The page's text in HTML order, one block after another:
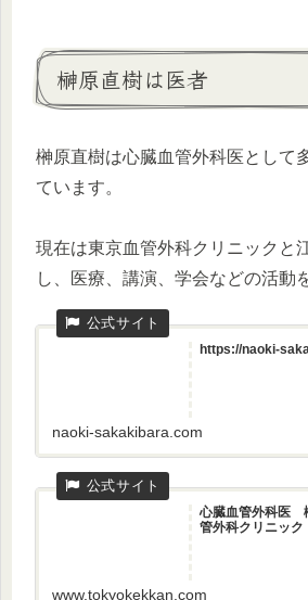
榊原直樹は医者
榊原直樹は心臓血管外科医として
ています。
現在は東京血管外科クリニックと
し、医療、講演、学会などの活動
https://naoki-
naoki-sakakibara.com
心臓血管外科医
管外科クリニック
www.tokyokekkan.com